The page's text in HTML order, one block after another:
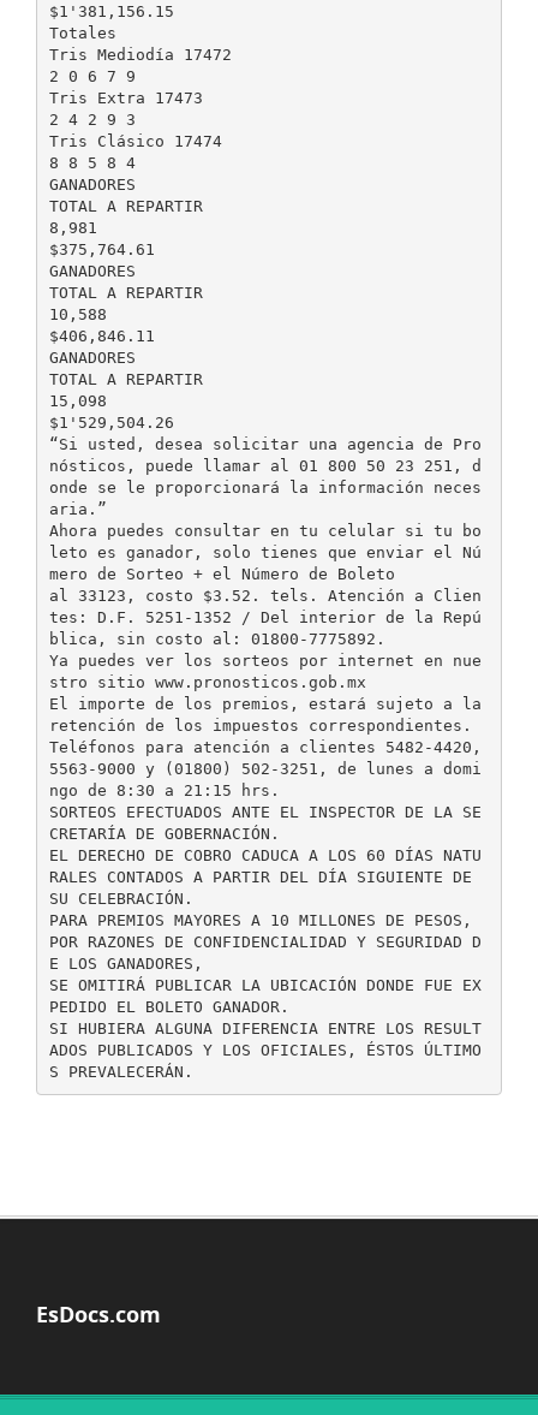
$1'381,156.15
Totales
Tris Mediodía 17472
2 0 6 7 9
Tris Extra 17473
2 4 2 9 3
Tris Clásico 17474
8 8 5 8 4
GANADORES
TOTAL A REPARTIR
8,981
$375,764.61
GANADORES
TOTAL A REPARTIR
10,588
$406,846.11
GANADORES
TOTAL A REPARTIR
15,098
$1'529,504.26
“Si usted, desea solicitar una agencia de Pro
nósticos, puede llamar al 01 800 50 23 251, d
onde se le proporcionará la información neces
aria.”
Ahora puedes consultar en tu celular si tu bo
leto es ganador, solo tienes que enviar el Nú
mero de Sorteo + el Número de Boleto
al 33123, costo $3.52. tels. Atención a Clien
tes: D.F. 5251-1352 / Del interior de la Repú
blica, sin costo al: 01800-7775892.
Ya puedes ver los sorteos por internet en nue
stro sitio www.pronosticos.gob.mx
El importe de los premios, estará sujeto a la
retención de los impuestos correspondientes.
Teléfonos para atención a clientes 5482-4420,
5563-9000 y (01800) 502-3251, de lunes a domi
ngo de 8:30 a 21:15 hrs.
SORTEOS EFECTUADOS ANTE EL INSPECTOR DE LA SE
CRETARÍA DE GOBERNACIÓN.
EL DERECHO DE COBRO CADUCA A LOS 60 DÍAS NATU
RALES CONTADOS A PARTIR DEL DÍA SIGUIENTE DE
SU CELEBRACIÓN.
PARA PREMIOS MAYORES A 10 MILLONES DE PESOS,
POR RAZONES DE CONFIDENCIALIDAD Y SEGURIDAD D
E LOS GANADORES,
SE OMITIRÁ PUBLICAR LA UBICACIÓN DONDE FUE EX
PEDIDO EL BOLETO GANADOR.
SI HUBIERA ALGUNA DIFERENCIA ENTRE LOS RESULT
ADOS PUBLICADOS Y LOS OFICIALES, ÉSTOS ÚLTIMO
EsDocs.com